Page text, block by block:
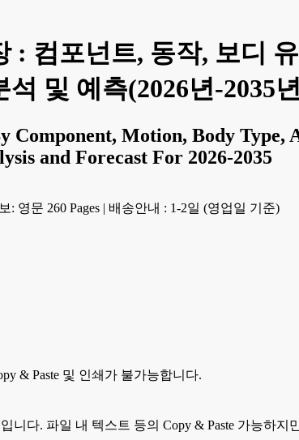
: 컴포넌트, 동작, 보디
및 예측(2026년-2035
Motion, Body Type,
and Forecast For 2026-2035
: 영문 260 Pages | 배송안내 : 1-2일 (영업일 기준)
& Paste 및 인쇄가 불가능합니다.
니다. 파일 내 텍스트 등의 Copy & Paste 가능하